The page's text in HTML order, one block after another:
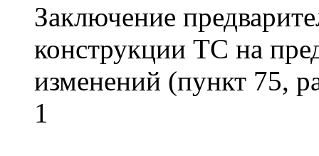
Заключение
конструкции ТС на
изменений (пункт 75,
1